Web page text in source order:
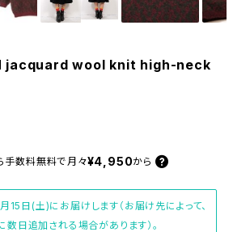
jacquard wool knit high-neck
手数料無料で 月々¥4,950から
15日(土)にお届けします（お届け先によって、
日追加される場合があります）。